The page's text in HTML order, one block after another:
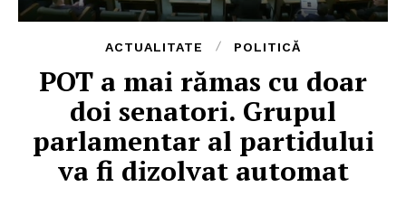
ACTUALITATE POLITICĂ
POT a mai rămas cu doar
doi senatori. Grupul
parlamentar al partidului
va fi dizolvat automat